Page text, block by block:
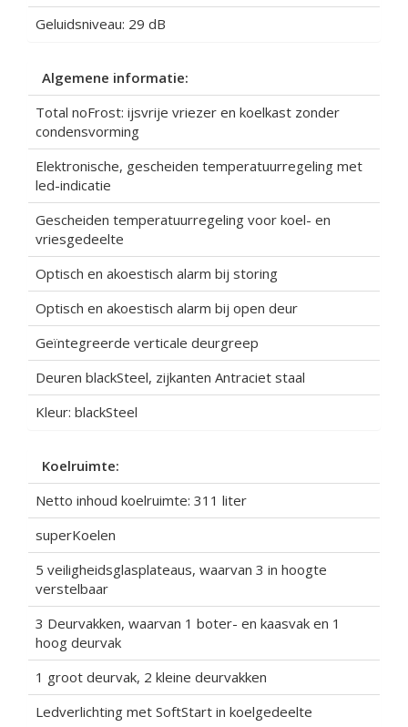
Geluidsniveau: 29 dB
Algemene informatie:
Total noFrost: ijsvrije vriezer en koelkast zonder
condensvorming
Elektronische, gescheiden temperatuurregeling met
led-indicatie
Gescheiden temperatuurregeling voor koel- en
vriesgedeelte
Optisch en akoestisch alarm bij storing
Optisch en akoestisch alarm bij open deur
Geïntegreerde verticale deurgreep
Deuren blackSteel, zijkanten Antraciet staal
Kleur: blackSteel
Koelruimte:
Netto inhoud koelruimte: 311 liter
superKoelen
5 veiligheidsglasplateaus, waarvan 3 in hoogte
verstelbaar
3 Deurvakken, waarvan 1 boter- en kaasvak en 1
hoog deurvak
1 groot deurvak, 2 kleine deurvakken
Ledverlichting met SoftStart in koelgedeelte